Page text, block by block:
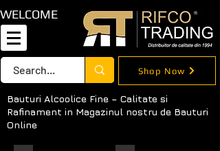
WELCOME
Shop Now
Bauturi Alcoolice Fine – Calitate si
Rafinament in Magazinul nostru de Bauturi
Online